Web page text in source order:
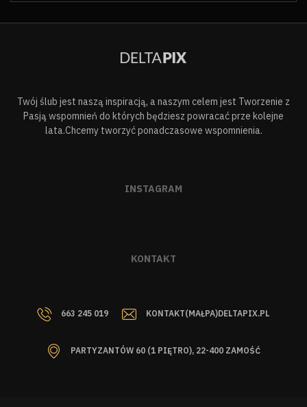
Twój ślub jest naszą inspiracją, a naszym celem jest Tworzenie z
Pasją wspomnień do których będziesz powracać prze kolejne
lata.Chcemy tworzyć ponadczasowe wspomnienia.
INSTAGRAM
KONTAKT
663 245 019 KONTAKT(MAŁPA)DELTAPIX.PL
PARTYZANTÓW 60 (1 PIĘTRO), 22-400 ZAMOŚĆ